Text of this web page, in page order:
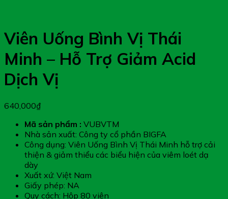
Viên Uống Bình Vị Thái
Minh – Hỗ Trợ Giảm Acid
Dịch Vị
640,000₫
Mã sản phẩm : VUBVTM
Nhà sản xuất: Công ty cổ phần BIGFA
Công dụng: Viên Uống Bình Vị Thái Minh hỗ trợ cải
thiện & giảm thiểu các biểu hiện của viêm loét dạ
dày
Xuất xứ: Việt Nam
Giấy phép: NA
Quy cách: Hộp 80 viên